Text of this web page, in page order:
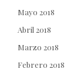
Mayo 2018
Abril 2018
Marzo 2018
Febrero 2018